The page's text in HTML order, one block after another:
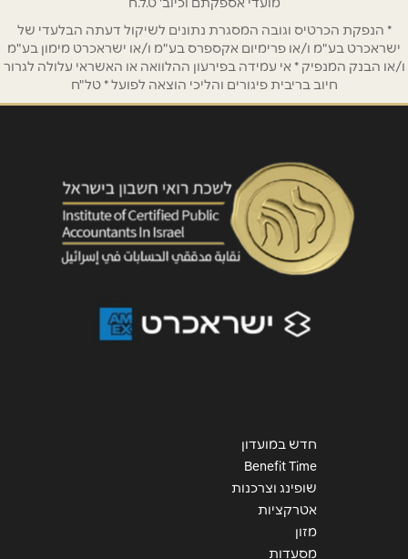
אנא חזרו אלי בקשר ל...
הודעה *
שליחה
* הנפקת הכרטיס וגובה המסגרת נתונים לשיקול דעתה הבלעדי של
ישראכרט בע"מ ו/או פרימיום אקספרס בע"מ ו/או ישראכרט מימון בע"מ
ו/או הבנק המנפיק * אי עמידה בפירעון ההלוואה או האשראי עלולה לגרור
חיוב בריבית פיגורים והליכי הוצאה לפועל * טל"ח
חדש במועדון
Benefit Time
שופינג וצרכנות
אטרקציות
מזון
מסעדות